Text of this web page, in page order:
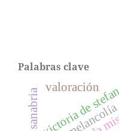
Palabras clave
melancolía
victoria de
valoración
la